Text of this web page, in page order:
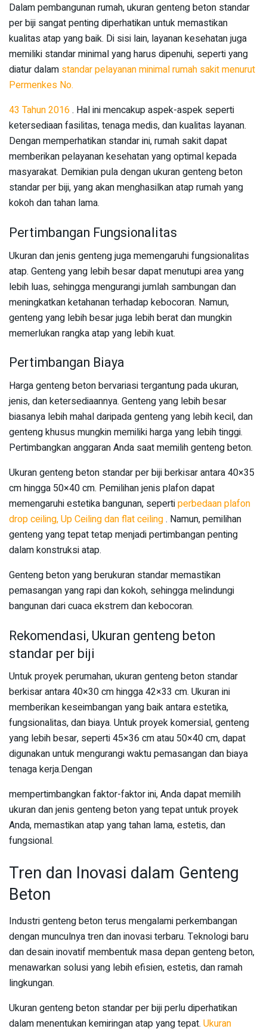
Dalam pembangunan rumah, ukuran genteng beton standar
per biji sangat penting diperhatikan untuk memastikan
kualitas atap yang baik. Di sisi lain, layanan kesehatan juga
memiliki standar minimal yang harus dipenuhi, seperti yang
diatur dalam standar pelayanan minimal rumah sakit menurut
Permenkes No.
43 Tahun 2016. Hal ini mencakup aspek-aspek seperti
ketersediaan fasilitas, tenaga medis, dan kualitas layanan.
Dengan memperhatikan standar ini, rumah sakit dapat
memberikan pelayanan kesehatan yang optimal kepada
masyarakat. Demikian pula dengan ukuran genteng beton
standar per biji, yang akan menghasilkan atap rumah yang
kokoh dan tahan lama.
Pertimbangan Fungsionalitas
Ukuran dan jenis genteng juga memengaruhi fungsionalitas
atap. Genteng yang lebih besar dapat menutupi area yang
lebih luas, sehingga mengurangi jumlah sambungan dan
meningkatkan ketahanan terhadap kebocoran. Namun,
genteng yang lebih besar juga lebih berat dan mungkin
memerlukan rangka atap yang lebih kuat.
Pertimbangan Biaya
Harga genteng beton bervariasi tergantung pada ukuran,
jenis, dan ketersediaannya. Genteng yang lebih besar
biasanya lebih mahal daripada genteng yang lebih kecil, dan
genteng khusus mungkin memiliki harga yang lebih tinggi.
Pertimbangkan anggaran Anda saat memilih genteng beton.
Ukuran genteng beton standar per biji berkisar antara 40×35
cm hingga 50×40 cm. Pemilihan jenis plafon dapat
memengaruhi estetika bangunan, sepertiperbedaan plafon
drop ceiling, Up Ceiling dan flat ceiling. Namun, pemilihan
genteng yang tepat tetap menjadi pertimbangan penting
dalam konstruksi atap.
Genteng beton yang berukuran standar memastikan
pemasangan yang rapi dan kokoh, sehingga melindungi
bangunan dari cuaca ekstrem dan kebocoran.
Rekomendasi, Ukuran genteng beton
standar per biji
Untuk proyek perumahan, ukuran genteng beton standar
berkisar antara 40×30 cm hingga 42×33 cm. Ukuran ini
memberikan keseimbangan yang baik antara estetika,
fungsionalitas, dan biaya. Untuk proyek komersial, genteng
yang lebih besar, seperti 45×36 cm atau 50×40 cm, dapat
digunakan untuk mengurangi waktu pemasangan dan biaya
tenaga kerja.Dengan
mempertimbangkan faktor-faktor ini, Anda dapat memilih
ukuran dan jenis genteng beton yang tepat untuk proyek
Anda, memastikan atap yang tahan lama, estetis, dan
fungsional.
Tren dan Inovasi dalam Genteng
Beton
Industri genteng beton terus mengalami perkembangan
dengan munculnya tren dan inovasi terbaru. Teknologi baru
dan desain inovatif membentuk masa depan genteng beton,
menawarkan solusi yang lebih efisien, estetis, dan ramah
lingkungan.
Ukuran genteng beton standar per biji perlu diperhatikan
dalam menentukan kemiringan atap yang tepat. Ukuran